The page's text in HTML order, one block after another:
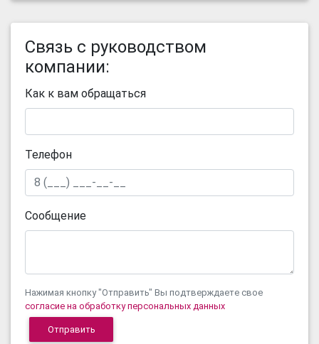
Связь с руководством
компании:
Как к вам обращаться
Телефон
Сообщение
Нажимая кнопку "Отправить" Вы подтверждаете свое
согласие на обработку персональных данных